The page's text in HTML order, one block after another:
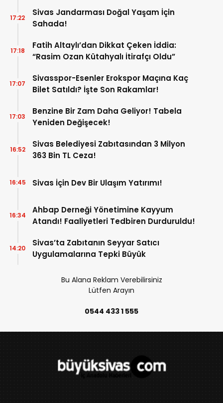
Sivas Jandarması Doğal Yaşam İçin
Sahada!
17:22
Fatih Altaylı’dan Dikkat Çeken İddia:
“Rasim Ozan Kütahyalı İtirafçı Oldu”
17:18
Sivasspor-Esenler Erokspor Maçına Kaç
Bilet Satıldı? İşte Son Rakamlar!
17:07
Benzine Bir Zam Daha Geliyor! Tabela
Yeniden Değişecek!
17:03
Sivas Belediyesi Zabıtasından 3 Milyon
363 Bin TL Ceza!
16:52
Sivas İçin Dev Bir Ulaşım Yatırımı!
16:45
Ahbap Derneği Yönetimine Kayyum
Atandı! Faaliyetleri Tedbiren Durduruldu!
16:34
Sivas’ta Zabıtanın Seyyar Satıcı
Uygulamalarına Tepki Büyük
14:20
Bu Alana Reklam Verebilirsiniz
Lütfen Arayın
0544 433 1 555